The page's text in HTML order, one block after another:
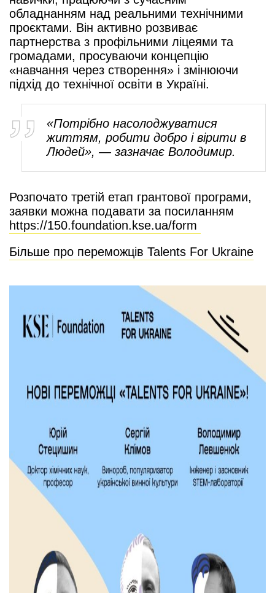
обладнанням над реальними технічними
проєктами. Він активно розвиває
партнерства з профільними ліцеями та
громадами, просуваючи концепцію
«навчання через створення» і змінюючи
підхід до технічної освіти в Україні.
«Потрібно насолоджуватися
життям, робити добро і вірити в
Людей», — зазначає Володимир.
Розпочато третій етап грантової програми,
заявки можна подавати за посиланням
https://150.foundation.kse.ua/form
Більше про переможців Talents For Ukraine